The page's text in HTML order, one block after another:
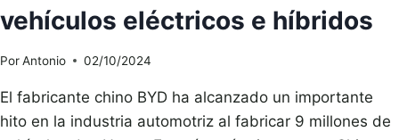
vehículos eléctricos e híbridos
PorAntonio 02/10/2024
El fabricante chino BYD ha alcanzado un importante
hito en la industria automotriz al fabricar 9 millones de